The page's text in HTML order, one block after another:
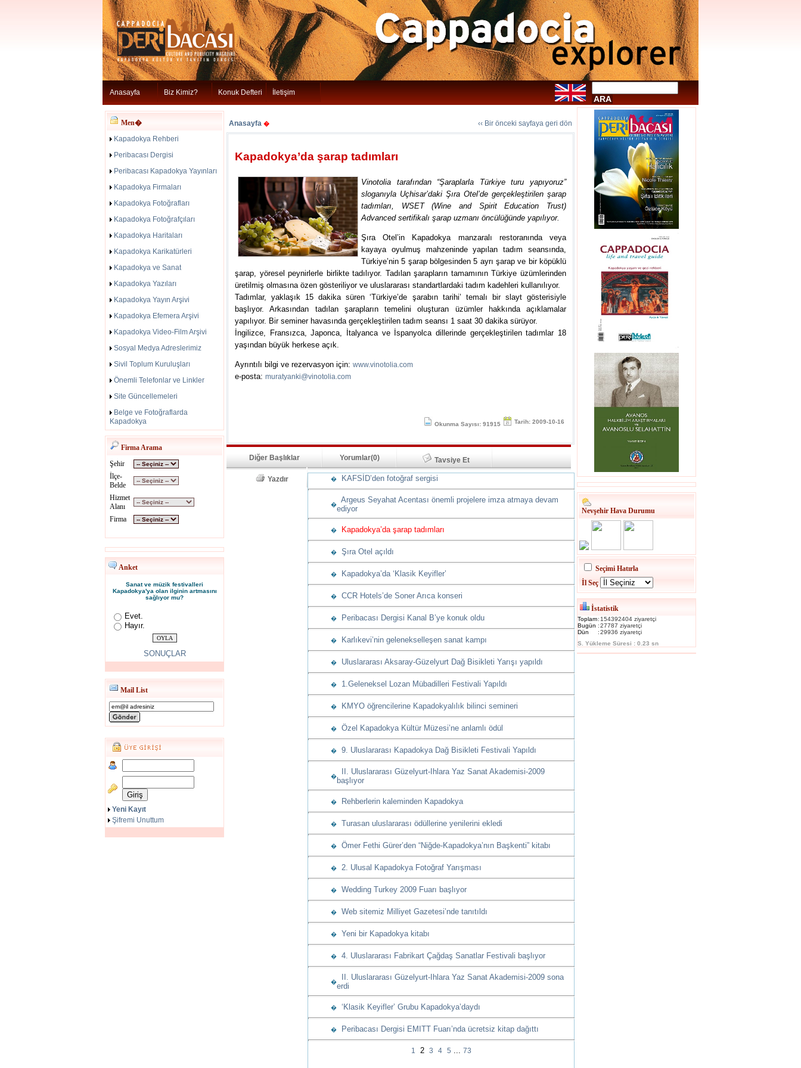
Anasayfa Biz Kimiz? Konuk Defteri İletişim
Men�
Kapadokya Rehberi
Peribacası Dergisi
Peribacası Kapadokya Yayınları
Kapadokya Firmaları
Kapadokya Fotoğrafları
Kapadokya Fotoğrafçıları
Kapadokya Haritaları
Kapadokya Karikatürleri
Kapadokya ve Sanat
Kapadokya Yazıları
Kapadokya Yayın Arşivi
Kapadokya Efemera Arşivi
Kapadokya Video-Film Arşivi
Sosyal Medya Adreslerimiz
Sivil Toplum Kuruluşları
Önemli Telefonlar ve Linkler
Site Güncellemeleri
Belge ve Fotoğraflarda
Kapadokya
Firma Arama
Şehir
İlçe-
Belde
Hizmet
Alanı
Firma
Anket
Sanat ve müzik festivalleri
Kapadokya'ya olan ilginin artmasını
sağlıyor mu?
Evet.
Hayır.
SONUÇLAR
Mail List
Yeni Kayıt
Şifremi Unuttum
Anasayfa � ‹‹ Bir önceki sayfaya geri dön
Kapadokya’da şarap tadımları
Vinotolia tarafından “Şaraplarla Türkiye turu yapıyoruz”
sloganıyla Uçhisar’daki Şıra Otel’de gerçekleştirilen şarap
tadımları, WSET (Wine and Spirit Education Trust)
Advanced sertifikalı şarap uzmanı öncülüğünde yapılıyor.
Şıra Otel’in Kapadokya manzaralı restoranında veya
kayaya oyulmuş mahzeninde yapılan tadım seansında,
Türkiye’nin 5 şarap bölgesinden 5 ayrı şarap ve bir köpüklü
şarap, yöresel peynirlerle birlikte tadılıyor. Tadılan şarapların tamamının Türkiye üzümlerinden
üretilmiş olmasına özen gösteriliyor ve uluslararası standartlardaki tadım kadehleri kullanılıyor.
Tadımlar, yaklaşık 15 dakika süren ‘Türkiye’de şarabın tarihi’ temalı bir slayt gösterisiyle
başlıyor. Arkasından tadılan şarapların temelini oluşturan üzümler hakkında açıklamalar
yapılıyor. Bir seminer havasında gerçekleştirilen tadım seansı 1 saat 30 dakika sürüyor.
İngilizce, Fransızca, Japonca, İtalyanca ve İspanyolca dillerinde gerçekleştirilen tadımlar 18
yaşından büyük herkese açık.
Ayrıntılı bilgi ve rezervasyon için: www.vinotolia.com
e-posta: muratyanki@vinotolia.com
Okunma Sayısı: 91915 Tarih: 2009-10-16
Diğer Başlıklar Yorumlar(0) Tavsiye Et
Yazdır � KAFSİD’den fotoğraf sergisi
�
Argeus Seyahat Acentası önemli projelere imza atmaya devam
ediyor
� Kapadokya’da şarap tadımları
� Şıra Otel açıldı
� Kapadokya’da ‘Klasik Keyifler’
� CCR Hotels’de Soner Arıca konseri
� Peribacası Dergisi Kanal B’ye konuk oldu
� Karlıkevi’nin gelenekselleşen sanat kampı
� Uluslararası Aksaray-Güzelyurt Dağ Bisikleti Yarışı yapıldı
� 1.Geleneksel Lozan Mübadilleri Festivali Yapıldı
� KMYO öğrencilerine Kapadokyalılık bilinci semineri
� Özel Kapadokya Kültür Müzesi’ne anlamlı ödül
� 9. Uluslararası Kapadokya Dağ Bisikleti Festivali Yapıldı
�
II. Uluslararası Güzelyurt-Ihlara Yaz Sanat Akademisi-2009
başlıyor
� Rehberlerin kaleminden Kapadokya
� Turasan uluslararası ödüllerine yenilerini ekledi
� Ömer Fethi Gürer’den “Niğde-Kapadokya’nın Başkenti” kitabı
� 2. Ulusal Kapadokya Fotoğraf Yarışması
� Wedding Turkey 2009 Fuarı başlıyor
� Web sitemiz Milliyet Gazetesi’nde tanıtıldı
� Yeni bir Kapadokya kitabı
� 4. Uluslararası Fabrikart Çağdaş Sanatlar Festivali başlıyor
�
II. Uluslararası Güzelyurt-Ihlara Yaz Sanat Akademisi-2009 sona
erdi
� ‘Klasik Keyifler’ Grubu Kapadokya’daydı
� Peribacası Dergisi EMITT Fuarı’nda ücretsiz kitap dağıttı
1 2 3 4 5 ... 73
Nevşehir Hava Durumu
Seçimi Hatırla
İl Seç
İstatistik
Toplam: 154392404 ziyaretçi
Bugün :27787 ziyaretçi
Dün
:29936 ziyaretçi
S. Yükleme Süresi : 0.23 sn